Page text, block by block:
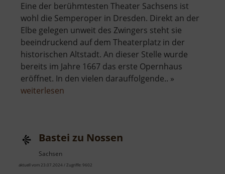
Eine der berühmtesten Theater Sachsens ist
wohl die Semperoper in Dresden. Direkt an der
Elbe gelegen unweit des Zwingers steht sie
beeindruckend auf dem Theaterplatz in der
historischen Altstadt. An dieser Stelle wurde
bereits im Jahre 1667 das erste Opernhaus
eröffnet. In den vielen darauffolgende.. »
weiterlesen
Bastei zu Nossen
Sachsen
aktuell vom 23.07.2024 / Zugriffe: 9602